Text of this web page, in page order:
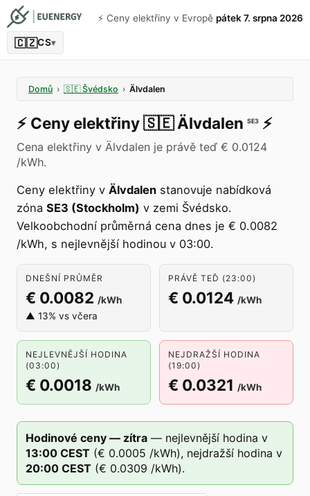
⚡️ Ceny elektřiny v Evropě pátek 7. srpna 2026
🇨🇿CS▾
Domů › 🇸🇪 Švédsko › Älvdalen
⚡️ Ceny elektřiny🇸🇪 Älvdalen SE3 ⚡️
Cena elektřiny v Älvdalen je právě teď € 0.0124
/kWh.
Ceny elektřiny v Älvdalen stanovuje nabídková
zóna SE3 (Stockholm) v zemi Švédsko.
Velkoobchodní průměrná cena dnes je € 0.0082
/kWh, s nejlevnější hodinou v 03:00.
DNEŠNÍ PRŮMĚR
€ 0.0082 /kWh
▲ 13% vs včera
PRÁVĚ TEĎ (23:00)
€ 0.0124 /kWh
NEJLEVNĚJŠÍ HODINA
(03:00)
€ 0.0018 /kWh
NEJDRAŽŠÍ HODINA
(19:00)
€ 0.0321 /kWh
Hodinové ceny — zítra — nejlevnější hodina v
13:00 CEST (€ 0.0005 /kWh), nejdražší hodina v
20:00 CEST (€ 0.0309 /kWh).